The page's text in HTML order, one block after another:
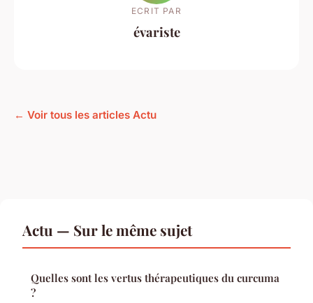
ECRIT PAR
évariste
← Voir tous les articles Actu
Actu — Sur le même sujet
Quelles sont les vertus thérapeutiques du curcuma
?